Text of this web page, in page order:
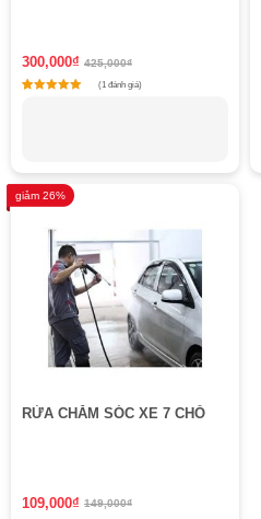
300,000₫ 425,000₫
(1 đánh giá)
giảm 26%
RỬA CHĂM SÓC XE 7 CHỖ
109,000₫ 149,000₫